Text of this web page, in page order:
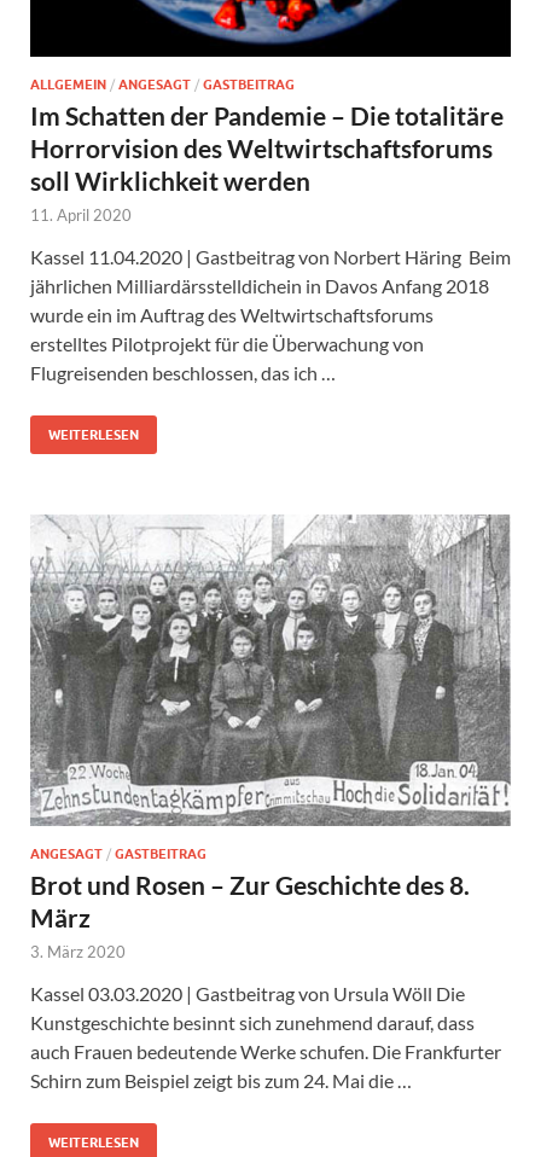
ALLGEMEIN / ANGESAGT / GASTBEITRAG
Im Schatten der Pandemie – Die totalitäre
Horrorvision des Weltwirtschaftsforums
soll Wirklichkeit werden
11. April 2020
Kassel 11.04.2020 | Gastbeitrag von Norbert Häring Beim
jährlichen Milliardärsstelldichein in Davos Anfang 2018
wurde ein im Auftrag des Weltwirtschaftsforums
erstelltes Pilotprojekt für die Überwachung von
Flugreisenden beschlossen, das ich …
WEITERLESEN
ANGESAGT / GASTBEITRAG
Brot und Rosen – Zur Geschichte des 8.
März
3. März 2020
Kassel 03.03.2020 | Gastbeitrag von Ursula Wöll Die
Kunstgeschichte besinnt sich zunehmend darauf, dass
auch Frauen bedeutende Werke schufen. Die Frankfurter
Schirn zum Beispiel zeigt bis zum 24. Mai die …
WEITERLESEN